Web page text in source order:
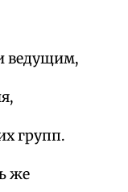
ведущим,
групп.
же